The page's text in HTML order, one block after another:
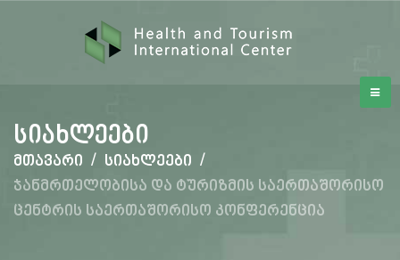
სიახლეები
მთავარი / სიახლეები /
ჯანმრთელობისა და ტურიზმის საერთაშორისო
ცენტრის საერთაშორისო კონფერენცია